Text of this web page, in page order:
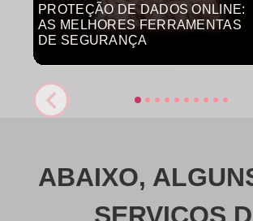
PROTEÇÃO DE DADOS ONLINE:
AS MELHORES FERRAMENTAS
DE SEGURANÇA
ABAIXO,